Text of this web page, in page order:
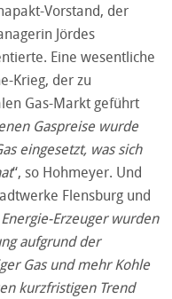
Vorstand, der
Jördes
Eine wesentliche
Krieg, der zu
Gas-Markt geführt
Gaspreise wurde
eingesetzt, was sich
“, so Hohmeyer. Und
Flensburg und
Erzeuger wurden
aufgrund der
Gas und mehr Kohle
kurzfristigen Trend